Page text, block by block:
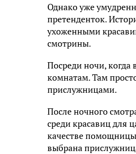
Однако уже
претенденток.
ухоженными
смотрины.
Посреди ночи, когда
комнатам. Там
прислужницами.
После ночного
среди красавиц для
качестве
выбрана